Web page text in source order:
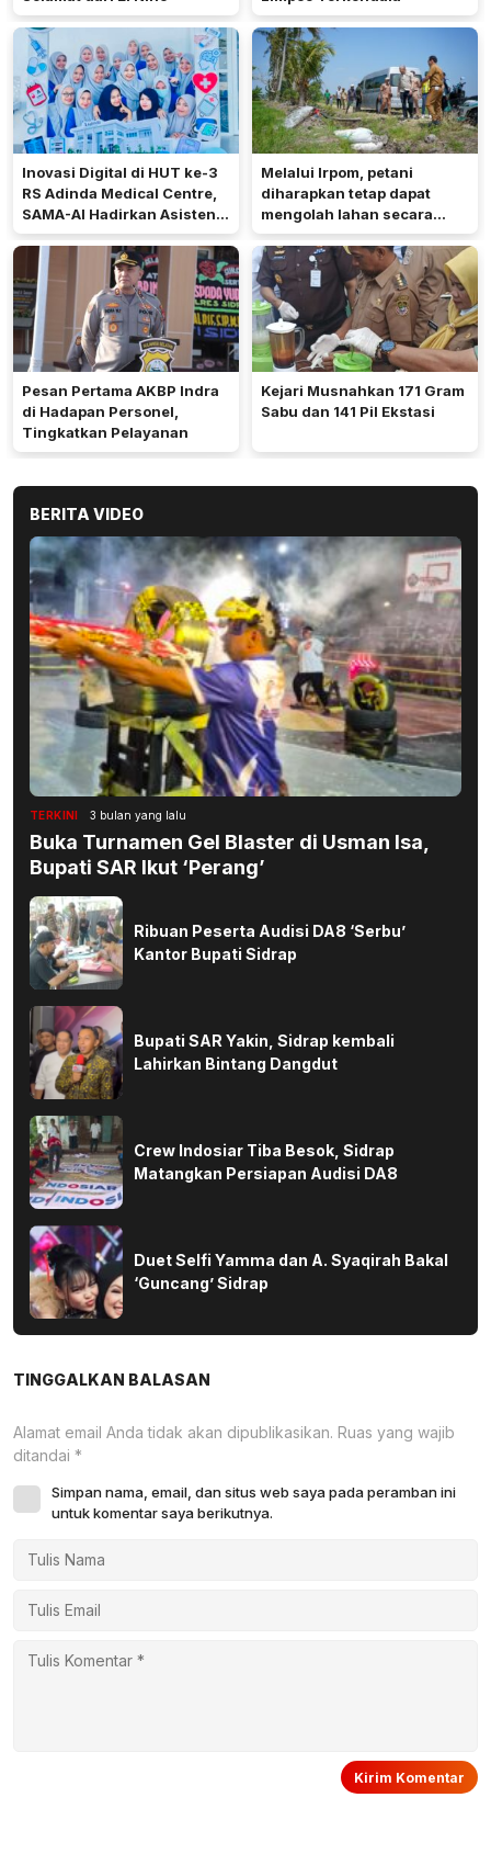
Inovasi Digital di HUT ke-3
RS Adinda Medical Centre,
SAMA-AI Hadirkan Asisten
Gizi Berbasis AI
Melalui Irpom, petani
diharapkan tetap dapat
mengolah lahan secara
optimal meski di tengah
keterbatasan air.
Pesan Pertama AKBP Indra
di Hadapan Personel,
Tingkatkan Pelayanan
Kejari Musnahkan 171 Gram
Sabu dan 141 Pil Ekstasi
BERITA VIDEO
TERKINI 3 bulan yang lalu
Buka Turnamen Gel Blaster di Usman Isa,
Bupati SAR Ikut ‘Perang’
Ribuan Peserta Audisi DA8 ‘Serbu’
Kantor Bupati Sidrap
Bupati SAR Yakin, Sidrap kembali
Lahirkan Bintang Dangdut
Crew Indosiar Tiba Besok, Sidrap
Matangkan Persiapan Audisi DA8
Duet Selfi Yamma dan A. Syaqirah Bakal
‘Guncang’ Sidrap
TINGGALKAN BALASAN
Alamat email Anda tidak akan dipublikasikan. Ruas yang wajib
ditandai *
Simpan nama, email, dan situs web saya pada peramban ini
untuk komentar saya berikutnya.